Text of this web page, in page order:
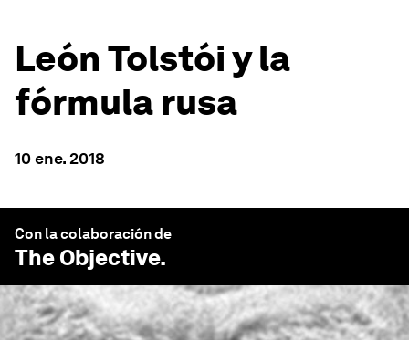
León Tolstói y la
fórmula rusa
10 ene. 2018
Con la colaboración de
The Objective.